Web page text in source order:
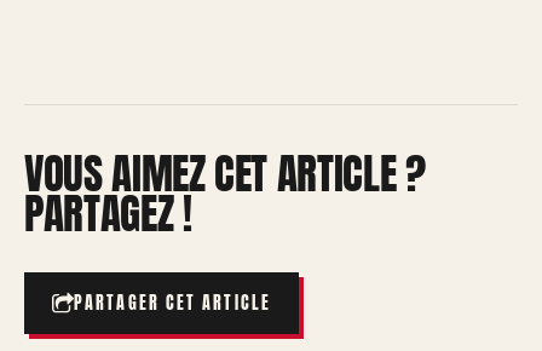
VOUS AIMEZ CET ARTICLE ?
PARTAGEZ !
PARTAGER CET ARTICLE